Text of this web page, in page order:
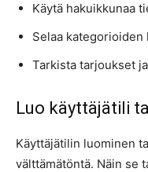
Käytä hakuikkunaa
Selaa
Tarkista tarjoukset
Luo käyttäjätili
Käyttäjätilin luominen
välttämätöntä. Näin se